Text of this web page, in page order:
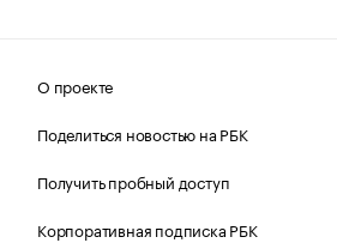
О проекте
Поделиться новостью на РБК
Получить пробный доступ
Корпоративная подписка РБК